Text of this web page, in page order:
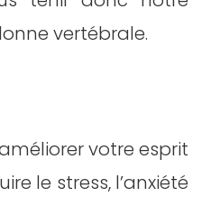
vertébrale.
votre esprit
le stress, l’anxiété